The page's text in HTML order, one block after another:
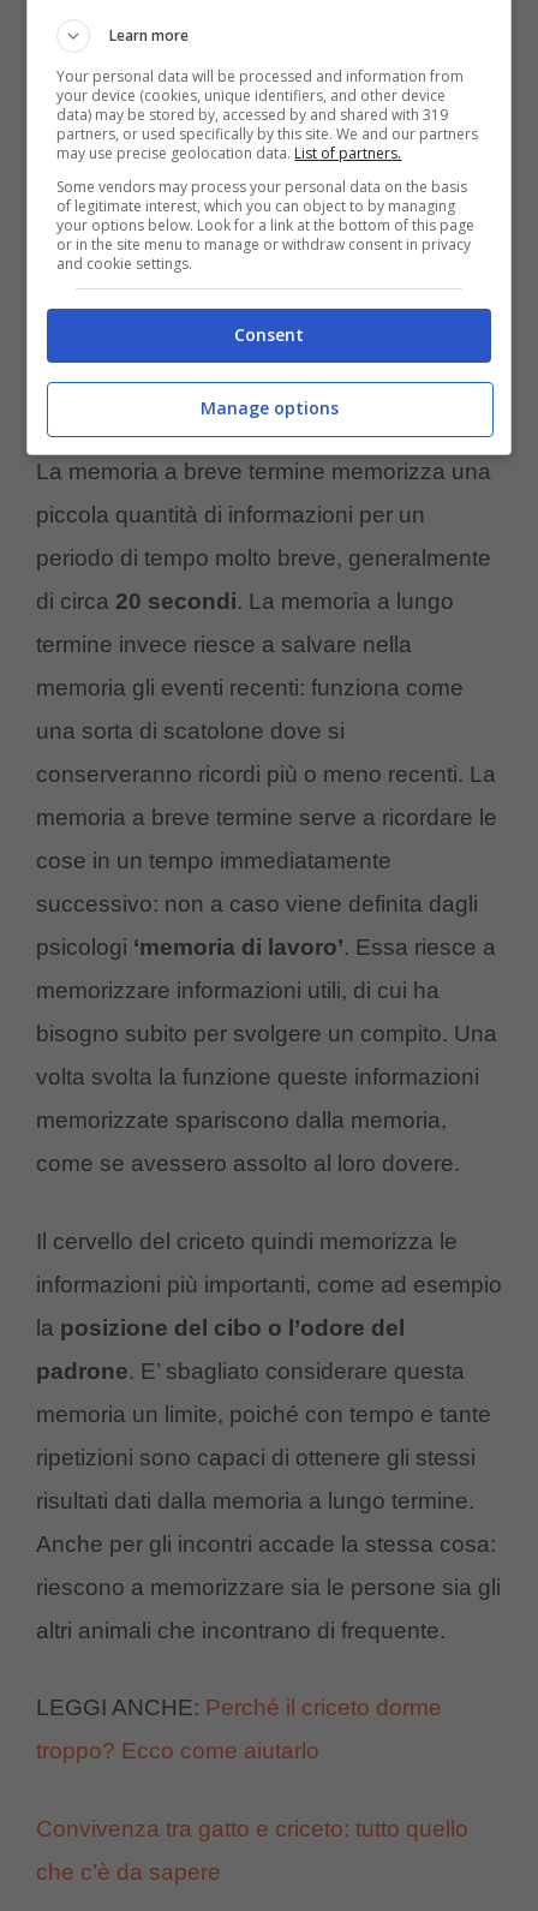
memoria è renderle una
reiterati e ripetuti nel tempoin spazi a loro
familiari. Se abbiamo necessità di spostare
oggetti ed accessori nella sua gabbia ad
esempio dobbiamo dare loro il tempo
necessario per memorizzare le nuove
posizioni. E’ un cambiamento nella gabbia
tempo per incamerare il cambiamento.
La memoria a breve termine memorizza una
piccola quantità di informazioni per un
periodo di tempo molto breve, generalmente
di circa 20 secondi. La memoria a lungo
termine invece riesce a salvare nella
memoria gli eventi recenti: funziona come
una sorta di scatolone dove si
conserveranno ricordi più o meno recenti. La
memoria a breve termine serve a ricordare le
cose in un tempo immediatamente
successivo: non a caso viene definita dagli
psicologi ‘memoria di lavoro’. Essa riesce a
memorizzare informazioni utili, di cui ha
bisogno subito per svolgere un compito. Una
volta svolta la funzione queste informazioni
memorizzate spariscono dalla memoria,
come se avessero assolto al loro dovere.
Il cervello del criceto quindi memorizza le
informazioni più importanti, come ad esempio
la posizione del cibo o l’odore del
padrone. E’ sbagliato considerare questa
memoria un limite, poiché con tempo e tante
ripetizioni sono capaci di ottenere gli stessi
risultati dati dalla memoria a lungo termine.
Anche per gli incontri accade la stessa cosa:
riescono a memorizzare sia le persone sia gli
altri animali che incontrano di frequente.
LEGGI ANCHE: Perché il criceto dorme
troppo? Ecco come aiutarlo
Convivenza tra gatto e criceto: tutto quello
che c’è da sapere
Learn more
Your personal data will be processed and information from
your device (cookies, unique identifiers, and other device
data) may be stored by, accessed by and shared with 319
partners, or used specifically by this site. We and our partners
may use precise geolocation data. List of partners.
Some vendors may process your personal data on the basis
of legitimate interest, which you can object to by managing
your options below. Look for a link at the bottom of this page
or in the site menu to manage or withdraw consent in privacy
and cookie settings.
Consent
Manage options